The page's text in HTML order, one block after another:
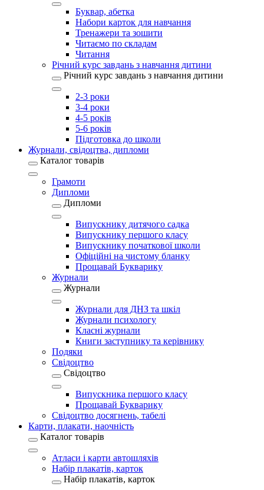
Буквар, абетка
Набори карток для навчання
Тренажери та зошити
Читаємо по складам
Читання
Річний курс завдань з навчання дитини
Річний курс завдань з навчання дитини
2-3 роки
3-4 роки
4-5 років
5-6 років
Підготовка до школи
Журнали, свідоцтва, дипломи
Каталог товарів
Грамоти
Дипломи
Дипломи
Випускнику дитячого садка
Випускнику першого класу
Випускнику початкової школи
Офіційні на чистому бланку
Прощавай Букварику
Журнали
Журнали
Журнали для ДНЗ та шкіл
Журнали психологу
Класні журнали
Книги заступнику та керівнику
Подяки
Свідоцтво
Свідоцтво
Випускника першого класу
Прощавай Букварику
Свідоцтво досягнень, табелі
Карти, плакати, наочність
Каталог товарів
Атласи і карти автошляхів
Набір плакатів, карток
Набір плакатів, карток